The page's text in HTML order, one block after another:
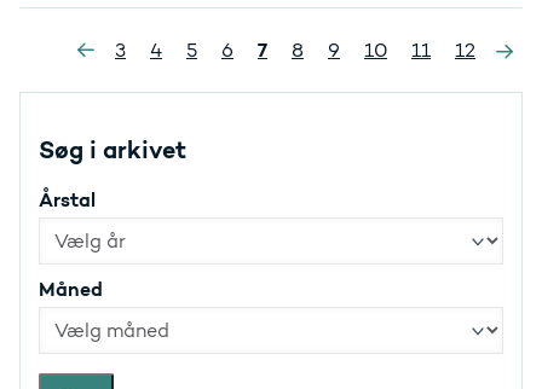
3 4 5 6 7 8 9 10 11 12
Søg i arkivet
Årstal
Måned